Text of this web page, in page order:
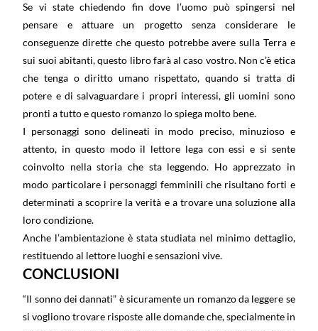
Se vi state chiedendo fin dove l’uomo può spingersi nel
pensare e attuare un progetto senza considerare le
conseguenze dirette che questo potrebbe avere sulla Terra e
sui suoi abitanti, questo libro farà al caso vostro. Non c’è etica
che tenga o diritto umano rispettato, quando si tratta di
potere e di salvaguardare i propri interessi, gli uomini sono
pronti a tutto e questo romanzo lo spiega molto bene.
I personaggi sono delineati in modo preciso, minuzioso e
attento, in questo modo il lettore lega con essi e si sente
coinvolto nella storia che sta leggendo. Ho apprezzato in
modo particolare i personaggi femminili che risultano forti e
determinati a scoprire la verità e a trovare una soluzione alla
loro condizione.
Anche l’ambientazione è stata studiata nel minimo dettaglio,
restituendo al lettore luoghi e sensazioni vive.
CONCLUSIONI
“Il sonno dei dannati” è sicuramente un romanzo da leggere se
si vogliono trovare risposte alle domande che, specialmente in